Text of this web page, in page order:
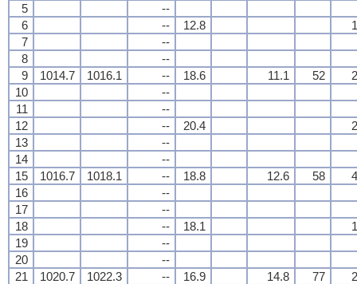
5
--
6
-- 12.8
7
--
8
--
9
1014.7 1016.1 -- 18.6 11.1 52
10
--
11
--
12
-- 20.4
13
--
14
--
15
1016.7 1018.1 -- 18.8 12.6 58
16
--
17
--
18
-- 18.1
19
--
20
--
21
1020.7 1022.3 -- 16.9 14.8 77